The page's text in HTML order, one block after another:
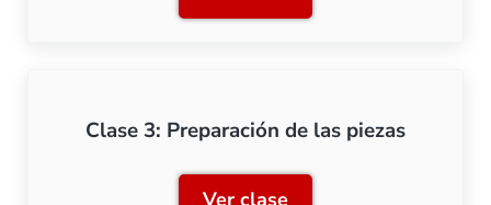
Clase 3: Preparación de las piezas
Ver clase